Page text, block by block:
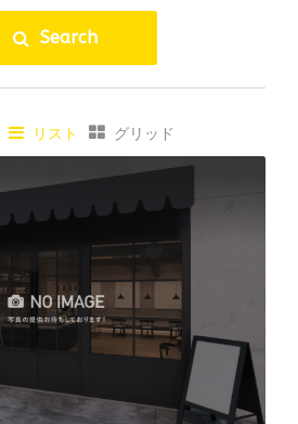
国内クラフトビール
海外クラフトビール
ビアフライトあり
リアルエールあり
個室あり
テラス席あり
夜景が綺麗
子連れ可
海が見える
飲み放題あり
Search
リスト グリッド